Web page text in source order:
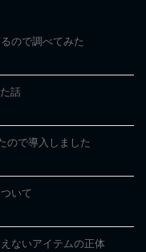
ので調べてみた
話
ので導入しました
いて
ないアイテムの正体